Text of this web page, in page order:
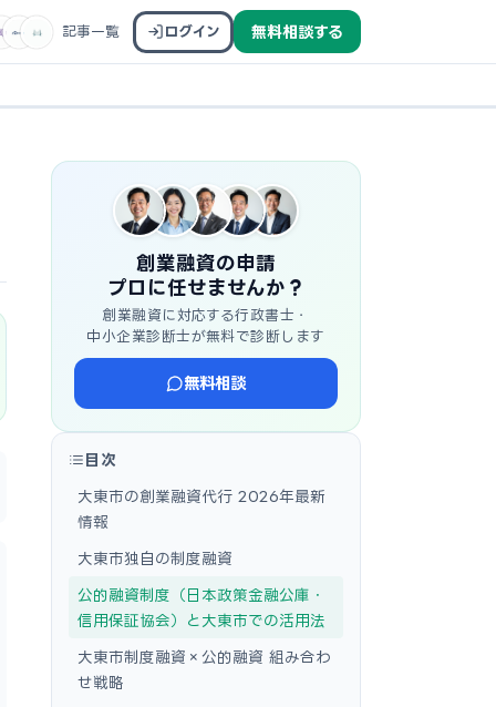
記事一覧 ログイン 無料相談する
創業融資の申請
プロに任せませんか？
創業融資に対応する行政書士・
中小企業診断士が無料で診断します
無料相談
目次
大東市の創業融資代行 2026年最新
情報
大東市独自の制度融資
公的融資制度（日本政策金融公庫・
信用保証協会）と大東市での活用法
大東市制度融資×公的融資 組み合わ
せ戦略